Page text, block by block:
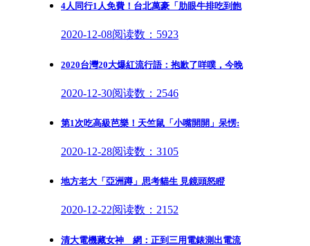
4人同行1人免費！台北萬豪「肋眼牛排吃到飽
2020-12-08阅读数：5923
2020台灣20大爆紅流行語：抱歉了咩噗，今晚
2020-12-30阅读数：2546
第1次吃高級芭樂！天竺鼠「小嘴開開」呆愣:
2020-12-28阅读数：3105
地方老大「亞洲蹲」思考貓生 見鏡頭怒瞪
2020-12-22阅读数：2152
清大電機藏女神 網：正到三用電錶測出電流